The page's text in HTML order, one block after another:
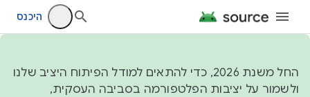
היכנס
החל משנת 2026, כדי להתאים למודל הפיתוח היציב שלנו
ולשמור על יציבות הפלטפורמה בסביבה העסקית,